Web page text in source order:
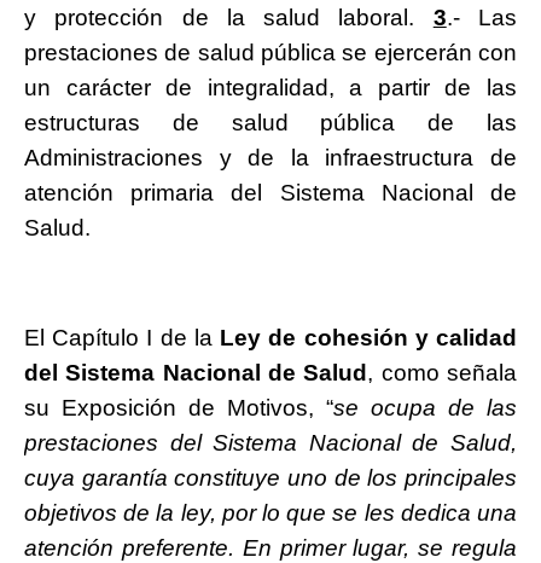
y protección de la salud laboral. 3.- Las
prestaciones de salud pública se ejercerán con
un carácter de integralidad, a partir de las
estructuras de salud pública de las
Administraciones y de la infraestructura de
atención primaria del Sistema Nacional de
Salud.
El Capítulo I de la Ley de cohesión y calidad
del Sistema Nacional de Salud , como señala
su Exposición de Motivos, “se ocupa de las
prestaciones del Sistema Nacional de Salud,
cuya garantía constituye uno de los principales
objetivos de la ley, por lo que se les dedica una
atención preferente. En primer lugar, se regula